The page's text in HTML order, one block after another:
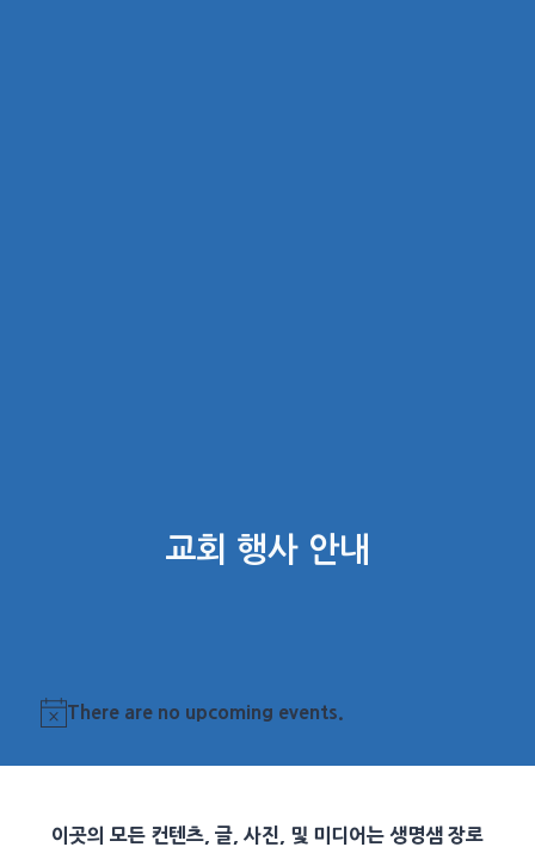
교회 행사 안내
Notice
There are no upcoming events.
이곳의 모든 컨텐츠, 글, 사진, 및 미디어는 생명샘 장로